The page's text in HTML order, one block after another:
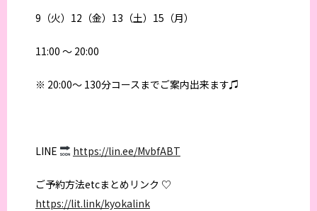
9（火）12（金）13（土）15（月）
11:00 〜 20:00
※ 20:00〜 130分コースまでご案内出来ます♫
LINE https://lin.ee/MvbfABT
ご予約方法etcまとめリンク ♡
https://lit.link/kyokalink